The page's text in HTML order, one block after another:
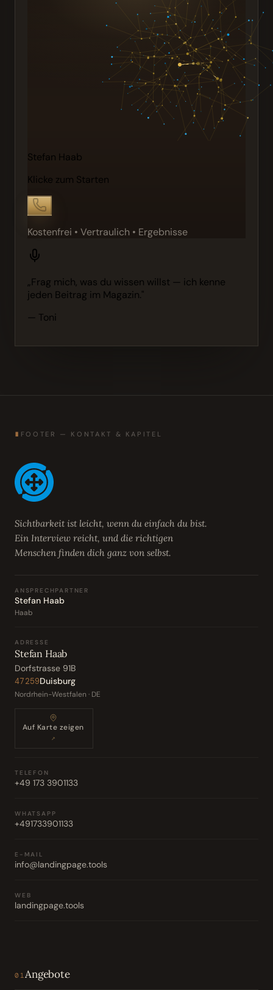
Stefan Haab
Klicke zum Starten
Kostenfrei • Vertraulich • Ergebnisse
„Frag mich, was du wissen willst — ich kenne
jeden Beitrag im Magazin."
— Toni
∎ FOOTER — KONTAKT & KAPITEL
Sichtbarkeit ist leicht, wenn du einfach du bist.
Ein Interview reicht, und die richtigen
Menschen finden dich ganz von selbst.
ANSPRECHPARTNER
Stefan Haab
Haab
ADRESSE
Stefan Haab
Dorfstrasse 91B
47259Duisburg
Nordrhein-Westfalen · DE
Auf Karte zeigen
↗
TELEFON
+49 173 3901133
WHATSAPP
+491733901133
E-MAIL
info@landingpage.tools
WEB
landingpage.tools
01Angebote